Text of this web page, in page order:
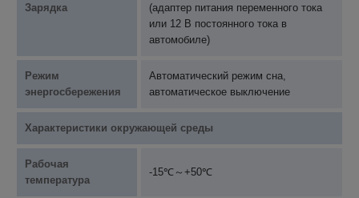
Зарядка
(адаптер питания переменного тока
или 12 В постоянного тока в
автомобиле)
Режим
энергосбережения
Автоматический режим сна,
автоматическое выключение
Характеристики окружающей среды
Рабочая
температура
-15℃～+50℃